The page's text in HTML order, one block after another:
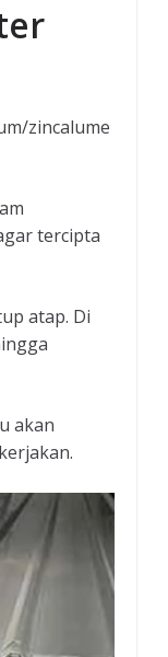
zincalume
tercipta
atap. Di
akan